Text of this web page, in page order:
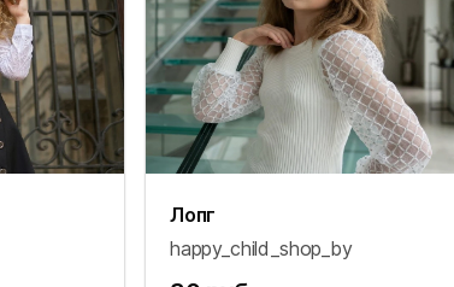
Лопг
happy_child_shop_by